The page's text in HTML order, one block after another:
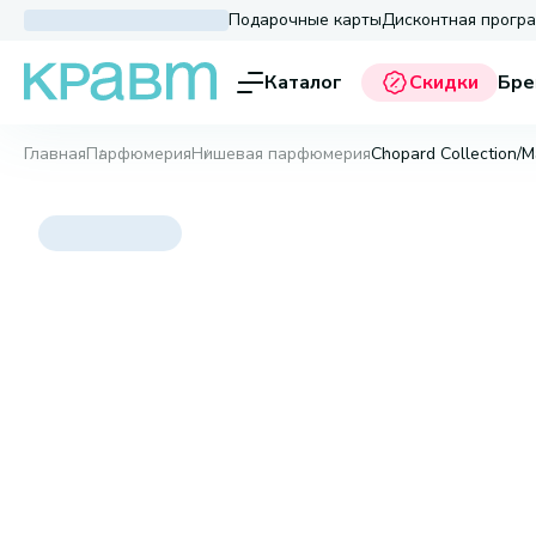
Подарочные картыДисконтная
Каталог Скидки
ГлавнаяПарфюмерияНишевая парфюмерияChopard Collection/